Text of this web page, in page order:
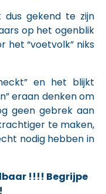
dus gekend te zijn
op het ogenblik
het “voetvolk” niks
en het blijkt
eraan denken om
geen gebrek aan
te maken,
nodig hebben in
!!!! Begrijpe